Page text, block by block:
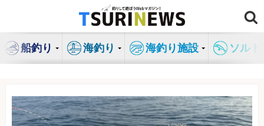
ン
船釣り 海釣り 海釣り施設 ソル